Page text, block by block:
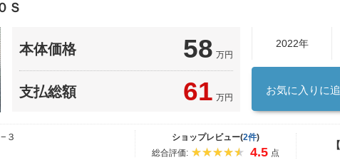
Ｓ
本体価格 58 万円
支払総額 61 万円
2022年
お気に入りに
３
ショップレビュー(2件)
総合評価:
4.5 点